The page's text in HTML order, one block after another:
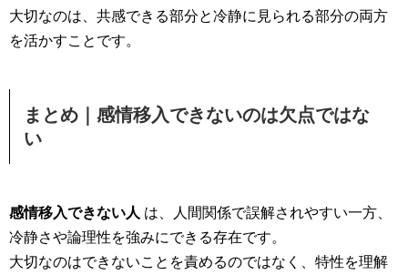
大切なのは、共感できる部分と冷静に見られる部分の両方
を活かすことです。
まとめ｜感情移入できないのは欠点ではな
い
感情移入できない人 は、人間関係で誤解されやすい一方、
冷静さや論理性を強みにできる存在です。
大切なのはできないことを責めるのではなく、特性を理解